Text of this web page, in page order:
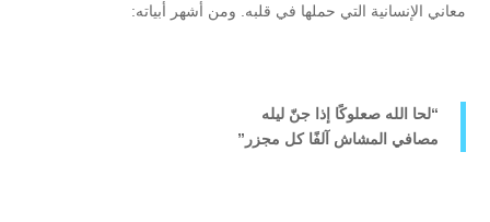
معاني الإنسانية التي حملها في قلبه. ومن أشهر أبياته:
“لحا الله صعلوكًا إذا جنّ ليله
مصافي المشاش آلفًا كل مجزر”